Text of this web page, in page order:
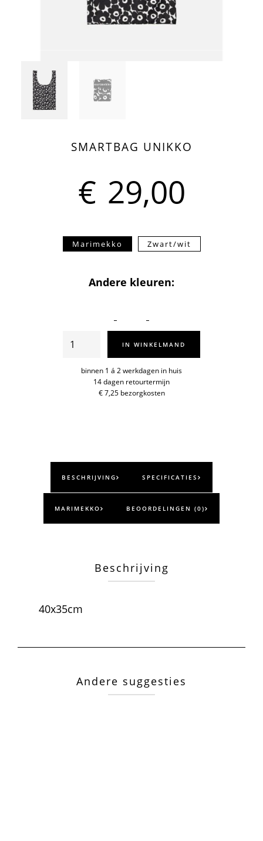
SMARTBAG UNIKKO
€ 29,00
Marimekko Zwart/wit
Andere kleuren:
Smartbag
aantal
IN WINKELMAND
binnen 1 á 2 werkdagen in huis
14 dagen retourtermijn
€ 7,25 bezorgkosten
BESCHRIJVING SPECIFICATIES
MARIMEKKO BEOORDELINGEN (0)
Beschrijving
40x35cm
Andere suggesties